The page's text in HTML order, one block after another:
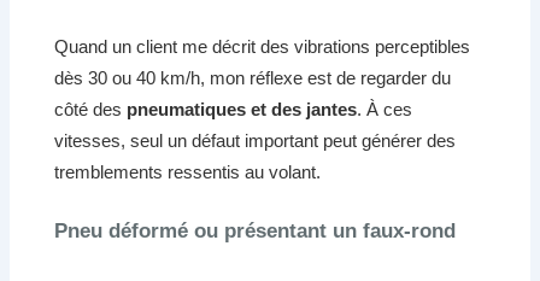
Quand un client me décrit des vibrations perceptibles
dès 30 ou 40 km/h, mon réflexe est de regarder du
côté des pneumatiques et des jantes. À ces
vitesses, seul un défaut important peut générer des
tremblements ressentis au volant.
Pneu déformé ou présentant un faux-rond